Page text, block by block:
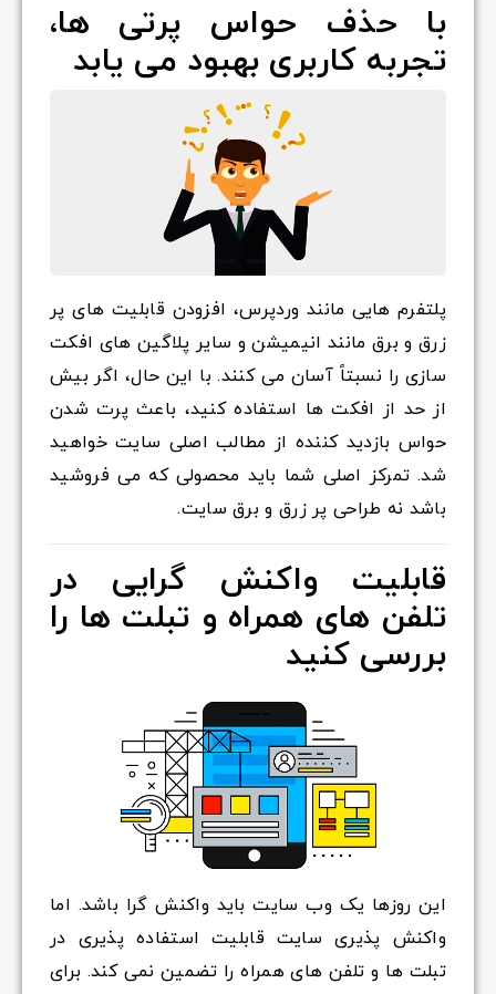
با حذف حواس پرتی ها،
تجربه کاربری بهبود می یابد
پلتفرم هایی مانند وردپرس، افزودن قابلیت های پر
زرق و برق مانند انیمیشن و سایر پلاگین های افکت
سازی را نسبتاً آسان می کنند. با این حال، اگر بیش
از حد از افکت ها استفاده کنید، باعث پرت شدن
حواس بازدید کننده از مطالب اصلی سایت خواهید
شد. تمرکز اصلی شما باید محصولی که می فروشید
باشد نه طراحی پر زرق و برق سایت.
قابلیت واکنش گرایی در
تلفن های همراه و تبلت ها را
بررسی کنید
این روزها یک وب سایت باید واکنش گرا باشد. اما
واکنش پذیری سایت قابلیت استفاده پذیری در
تبلت ها و تلفن های همراه را تضمین نمی کند. برای